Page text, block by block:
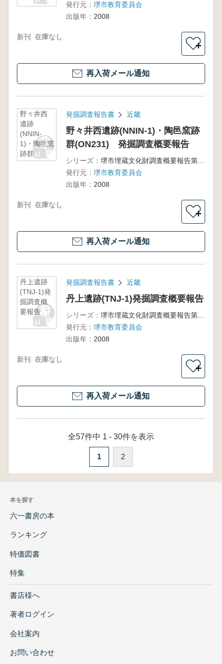
発行元： 堺市教育委員会
出版年： 2008
新刊 在庫なし
＋
再入荷メール通知
野々井西
遺跡
(NNIN-
1)・陶邑窯
跡群
(ON231)
発掘調査報告書 近畿
野々井西遺跡(NNIN-1)・陶邑窯跡
群(ON231) 発掘調査概要報告
シリーズ：
堺市埋蔵文化財調査概要報告第122冊
発行元： 堺市教育委員会
出版年： 2008
新刊 在庫なし
＋
再入荷メール通知
丹上遺跡
(TNJ-1)発
掘調査概
要報告
発掘調査報告書 近畿
丹上遺跡(TNJ-1)発掘調査概要報告
シリーズ：
堺市埋蔵文化財調査概要報告第119冊
発行元： 堺市教育委員会
出版年： 2008
新刊 在庫なし
＋
再入荷メール通知
全57件中 1 - 30件を表示
1 2
本を探す
六一書房の本
ランキング
特価図書
特集
書店様へ
著者ログイン
会社案内
お問い合わせ